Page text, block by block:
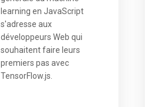
learning en JavaScript
s'adresse aux
développeurs Web qui
souhaitent faire leurs
premiers pas avec
TensorFlow.js.